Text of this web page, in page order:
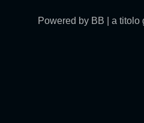
Powered by BB | a titolo